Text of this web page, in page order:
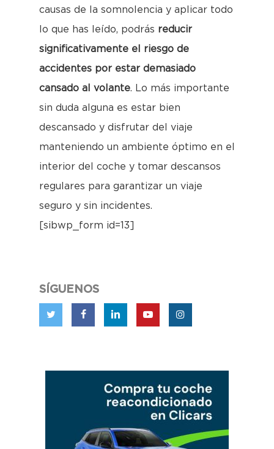
causas de la somnolencia y aplicar todo
lo que has leído, podrás reducir
significativamente el riesgo de
accidentes por estar demasiado
cansado al volante. Lo más importante
sin duda alguna es estar bien
descansado y disfrutar del viaje
manteniendo un ambiente óptimo en el
interior del coche y tomar descansos
regulares para garantizar un viaje
seguro y sin incidentes.
[sibwp_form id=13]
SÍGUENOS